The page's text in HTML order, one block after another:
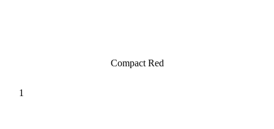
Compact Red